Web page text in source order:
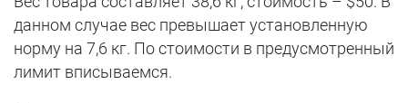
данном случае вес превышает установленную
норму на 7,6 кг. По стоимости в предусмотренный
лимит вписываемся.